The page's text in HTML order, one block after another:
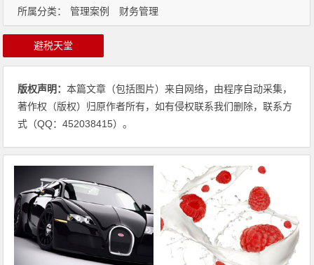
所属分类： 管理案例 财务管理
避税天堂
版权声明：本篇文章（包括图片）来自网络，由程序自动采集，
著作权（版权）归原作者所有，如有侵权联系我们删除，联系方
式（QQ：452038415）。